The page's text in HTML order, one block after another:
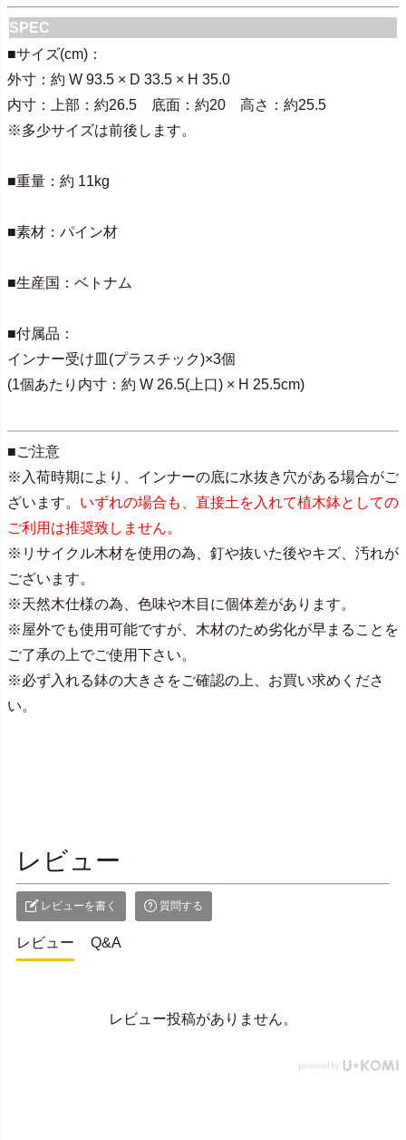
SPEC
■サイズ(cm)：
外寸：約 W 93.5 × D 33.5 × H 35.0
内寸：上部：約26.5 底面：約20 高さ：約25.5
※多少サイズは前後します。
■重量：約 11kg
■素材：パイン材
■生産国：ベトナム
■付属品：
インナー受け皿(プラスチック)×3個
(1個あたり内寸：約 W 26.5(上口) × H 25.5cm)
■ご注意
※入荷時期により、インナーの底に水抜き穴がある場合がご
ざいます。 いずれの場合も、直接土を入れて植木鉢としての
ご利用は推奨致しません。
※リサイクル木材を使用の為、釘や抜いた後やキズ、汚れが
ございます。
※天然木仕様の為、色味や木目に個体差があります。
※屋外でも使用可能ですが、木材のため劣化が早まることを
ご了承の上でご使用下さい。
※必ず入れる鉢の大きさをご確認の上、お買い求めくださ
い。
レビュー
レビューを書く 質問する
レビュー Q&A
レビュー投稿がありません。